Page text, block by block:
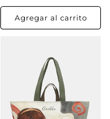
oferta
Agregar al carrito